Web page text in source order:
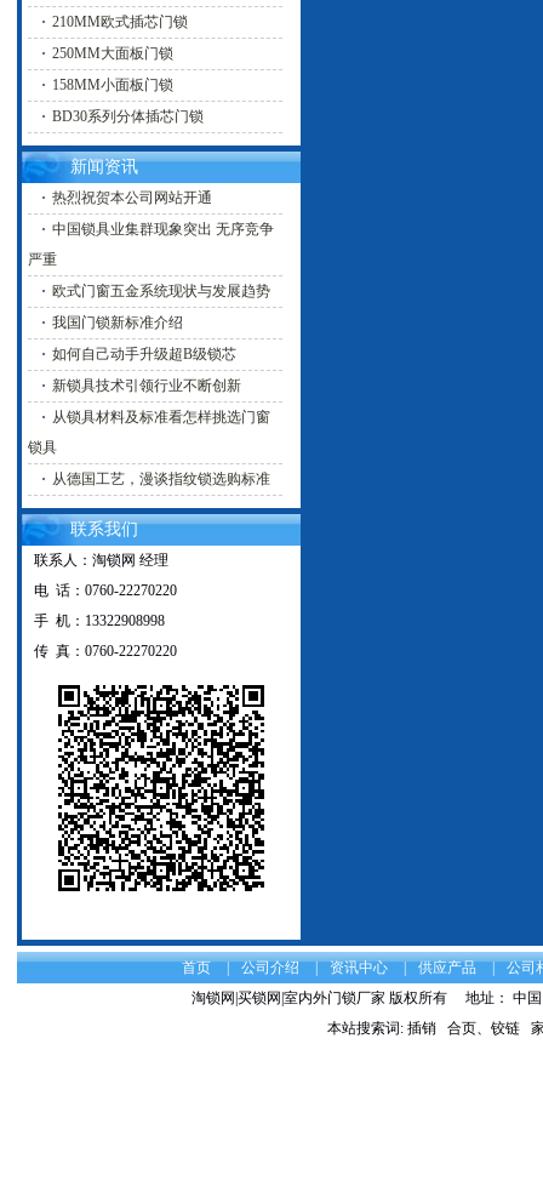
210MM欧式插芯门锁
250MM大面板门锁
158MM小面板门锁
BD30系列分体插芯门锁
新闻资讯
热烈祝贺本公司网站开通
中国锁具业集群现象突出 无序竞争
严重
欧式门窗五金系统现状与发展趋势
我国门锁新标准介绍
如何自己动手升级超B级锁芯
新锁具技术引领行业不断创新
从锁具材料及标准看怎样挑选门窗
锁具
从德国工艺，漫谈指纹锁选购标准
联系我们
联系人：淘锁网 经理
电 话：0760-22270220
手 机：13322908998
传 真：0760-22270220
首页 公司介绍 资讯中心 供应产品
公司
淘锁网|买锁网|室内外门锁厂家 版权所有
地址： 中
本站搜索词: 插销 合页、铰链